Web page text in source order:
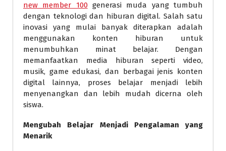
new member 100generasi muda yang tumbuh
dengan teknologi dan hiburan digital. Salah satu
inovasi yang mulai banyak diterapkan adalah
menggunakan konten hiburan untuk
menumbuhkan minat belajar. Dengan
memanfaatkan media hiburan seperti video,
musik, game edukasi, dan berbagai jenis konten
digital lainnya, proses belajar menjadi lebih
menyenangkan dan lebih mudah dicerna oleh
siswa.
Mengubah Belajar Menjadi Pengalaman yang
Menarik